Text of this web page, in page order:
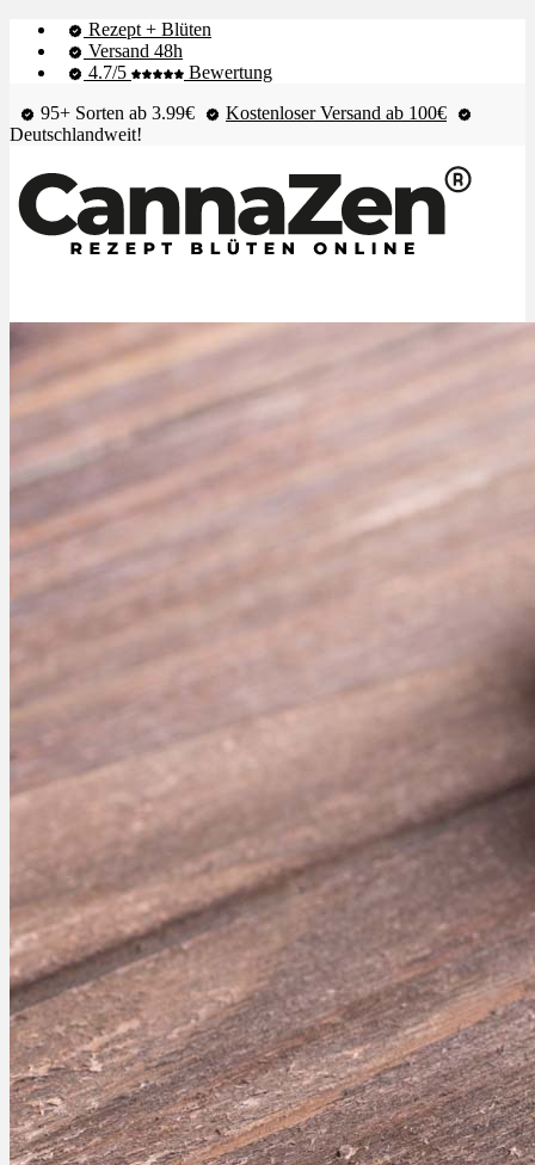
Rezept + Blüten
Versand 48h
4.7/5
Bewertung
95+ Sorten ab 3.99€
Kostenloser Versand ab 100€
Deutschlandweit!
Shop & Live-Bestand
Extrakte
Ablauf
Chronische Schmerzen
Angststörungen
Chronische Migräne
Depressionen
Schlafstörungen